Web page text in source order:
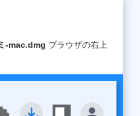
-mac.dmg ブラウザの右上